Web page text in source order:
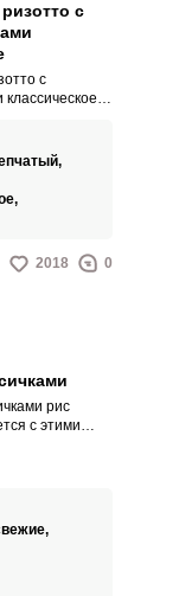
с
с
добавлению
и не доводя
(аль-
жарим
2018 0
рис
с этими
со свежими.
луком.